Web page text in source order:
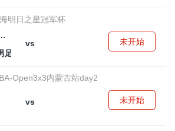
海明日之星冠军杯
vs
足U17
未开始
Open3x3内蒙古站day2
vs
未开始